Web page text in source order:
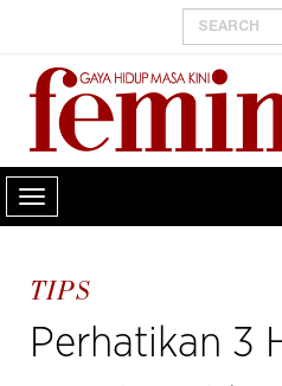
TIPS
Perhatikan 3